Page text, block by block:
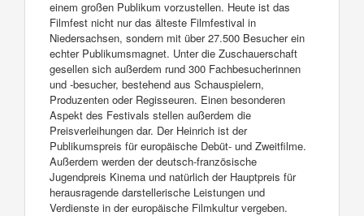
einem großen Publikum vorzustellen. Heute ist das
Filmfest nicht nur das älteste Filmfestival in
Niedersachsen, sondern mit über 27.500 Besucher ein
echter Publikumsmagnet. Unter die Zuschauerschaft
gesellen sich außerdem rund 300 Fachbesucherinnen
und -besucher, bestehend aus Schauspielern,
Produzenten oder Regisseuren. Einen besonderen
Aspekt des Festivals stellen außerdem die
Preisverleihungen dar. Der Heinrich ist der
Publikumspreis für europäische Debüt- und Zweitfilme.
Außerdem werden der deutsch-französische
Jugendpreis Kinema und natürlich der Hauptpreis für
herausragende darstellerische Leistungen und
Verdienste in der europäische Filmkultur vergeben.